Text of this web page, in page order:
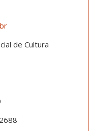
de Cultura